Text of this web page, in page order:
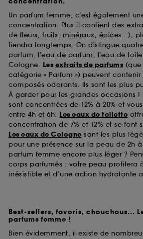
Un parfum femme, c’est également
concentration. Plus il contient des
de fleurs, fruits, minéraux, épices...),
tiendra longtemps. On distingue
parfum, l’eau de parfum, l’eau de
Cologne. Les extraits de parfums (que
catégorie « Parfum ») peuvent contenir
composés odorants. Ils sont les plus
À garder pour les grandes occasions !
sont concentrées de 12% à 20% et
entre 4h et 6h. Les eaux de toilette
concentration de 7% et 12% et se font
Les eaux de Cologne sont les plus
pour une présence sur la peau de 2h
parfum femme encore plus léger ?
corps parfumés : votre peau profitera
irrésistible et d’une action hydratante
Best-sellers, favoris, chouchous...
parfums femme !
Bien évidemment, il existe de